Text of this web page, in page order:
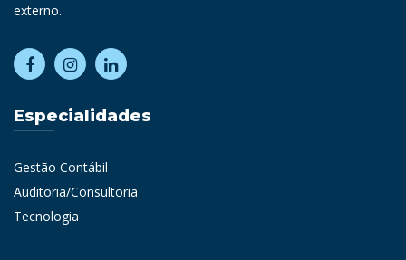
externo.
Especialidades
Gestão Contábil
Auditoria/Consultoria
Tecnologia